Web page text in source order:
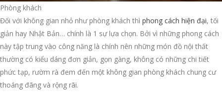
Phòng khách
Đối với không gian nhỏ như phòng khách thì phong cách hiện đại, tối
giản hay Nhật Bản… chính là 1 sự lựa chọn. Bởi vì những phong cách
này tập trung vào công năng là chính nên những món đồ nội thất
thường có kiểu dáng đơn giản, gọn gàng, không có những chi tiết
phức tạp, rườm rà đem đến một không gian phòng khách chung cư
thoáng đãng và rộng rãi.